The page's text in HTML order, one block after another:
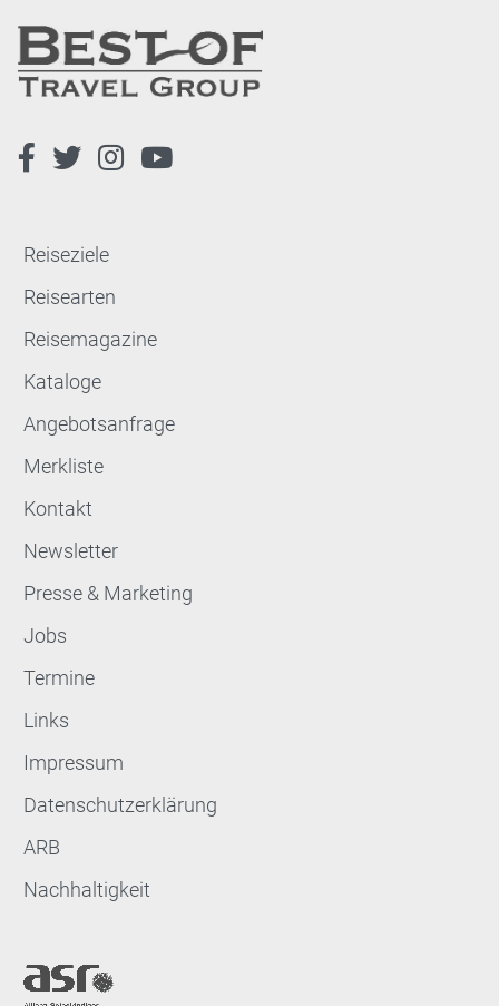
Reiseziele
Reisearten
Reisemagazine
Kataloge
Angebotsanfrage
Merkliste
Kontakt
Newsletter
Presse & Marketing
Jobs
Termine
Links
Impressum
Datenschutzerklärung
ARB
Nachhaltigkeit